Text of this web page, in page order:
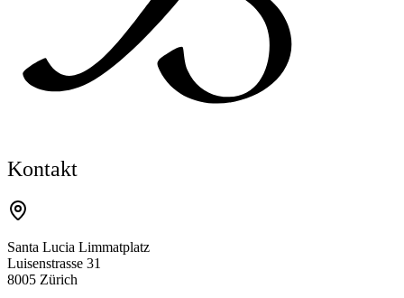
Kontakt
Santa Lucia Limmatplatz
Luisenstrasse 31
8005 Zürich